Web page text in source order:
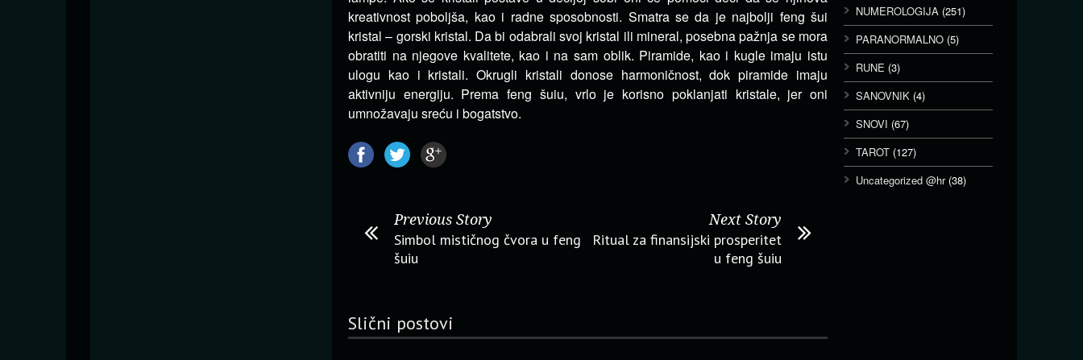
kreativnost poboljša, kao i radne sposobnosti. Smatra se da je najbolji feng šui
kristal – gorski kristal. Da bi odabrali svoj kristal ili mineral, posebna pažnja se mora
obratiti na njegove kvalitete, kao i na sam oblik. Piramide, kao i kugle imaju istu
ulogu kao i kristali. Okrugli kristali donose harmoničnost, dok piramide imaju
aktivniju energiju. Prema feng šuiu, vrlo je korisno poklanjati kristale, jer oni
umnožavaju sreću i bogatstvo.
Previous Story
Simbol mističnog čvora u feng
šuiu
Next Story
Ritual za finansijski prosperitet
u feng šuiu
Slični postovi
NUMEROLOGIJA (251)
PARANORMALNO (5)
RUNE (3)
SANOVNIK (4)
SNOVI (67)
TAROT (127)
Uncategorized @hr(38)